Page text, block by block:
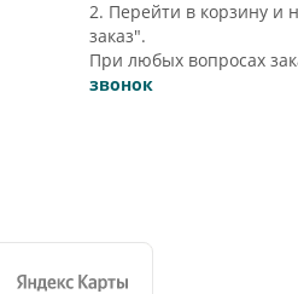
2. Перейти в корзину и
заказ".
При любых вопросах
звонок